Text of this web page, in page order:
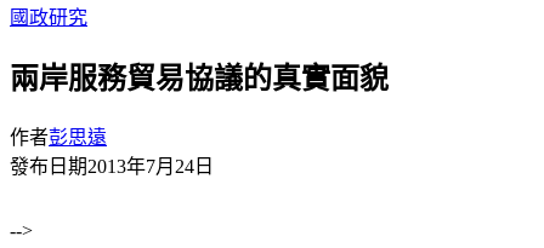
國政研究
兩岸服務貿易協議的真實面貌
作者彭思遠
發布日期2013年7月24日
-->